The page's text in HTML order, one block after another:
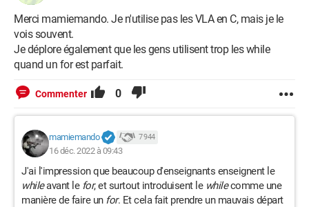
Merci mamiemando. Je n'utilise pas les VLA en C, mais je le
vois souvent.
Je déplore également que les gens utilisent trop les while
quand un for est parfait.
Commenter 0
mamiemando 7 944
16 déc. 2022 à 09:43
J'ai l'impression que beaucoup d'enseignants enseignent le
whileavant le for, et surtout introduisent le whilecomme une
manière de faire un for. Et cela fait prendre un mauvais départ